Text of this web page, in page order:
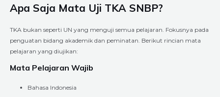
Apa Saja Mata Uji TKA SNBP?
TKA bukan seperti UN yang menguji semua pelajaran. Fokusnya pada
penguatan bidang akademik dan peminatan. Berikut rincian mata
pelajaran yang diujikan:
Mata Pelajaran Wajib
Bahasa Indonesia